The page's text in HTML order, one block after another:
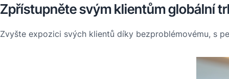
Zpřístupněte svým klientům globální
Zvyšte expozici svých klientů díky bezproblémovému, s